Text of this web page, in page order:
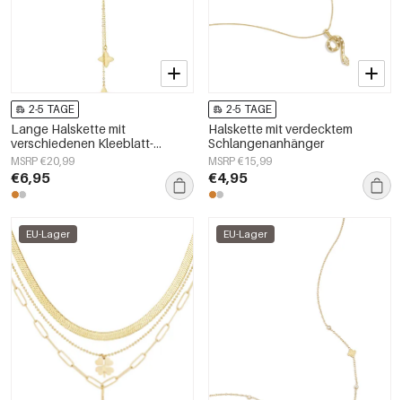
2-5 TAGE
Lange Halskette mit
verschiedenen Kleeblatt-
Anhängern – Goldfarbe -
Goldfarbefarbe
MSRP €20,99
€6,95
2-5 TAGE
Halskette mit verdecktem
Schlangenanhänger
MSRP €15,99
€4,95
EU-Lager EU-Lager